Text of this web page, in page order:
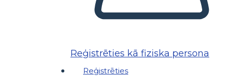
Reģistrēties kā fiziska persona
Reģistrēties